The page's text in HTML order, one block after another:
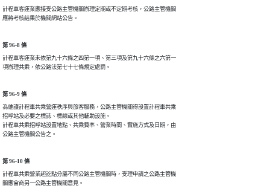
計程車客運業應接受公路主管機關辦理定期或不定期考核，公路主管機關
應將考核結果於機關網站公告。
第 96-8 條
計程車客運業未依第九十六條之四第一項、第三項及第九十六條之六第一
項辦理共乘，依公路法第七十七條規定處罰。
第 96-9 條
為維護計程車共乘營運秩序與旅客服務，公路主管機關得設置計程車共乘
招呼站及必要之標誌、標線或其他輔助設施。
計程車共乘招呼站設置地點、共乘費率、營業時間、實施方式及日期，由
公路主管機關公告之。
第 96-10 條
計程車共乘營業起訖點分屬不同公路主管機關時，受理申請之公路主管機
關應會商另一公路主管機關意見。